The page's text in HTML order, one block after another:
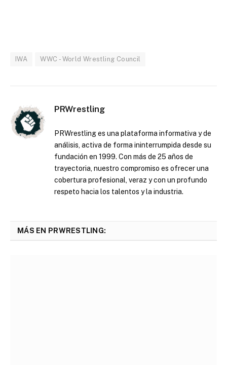
IWA WWC - World Wrestling Council
PRWrestling
PRWrestling es una plataforma informativa y de
análisis, activa de forma ininterrumpida desde su
fundación en 1999. Con más de 25 años de
trayectoria, nuestro compromiso es ofrecer una
cobertura profesional, veraz y con un profundo
respeto hacia los talentos y la industria.
MÁS EN PRWRESTLING: